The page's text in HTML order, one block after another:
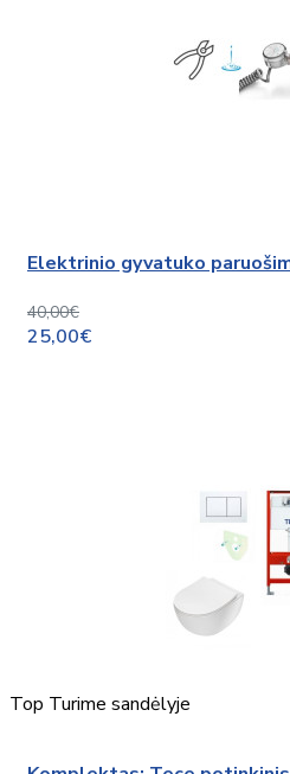
Elektrinio gyvatuko
40,00€
25,00€
Top Turime sandėlyje